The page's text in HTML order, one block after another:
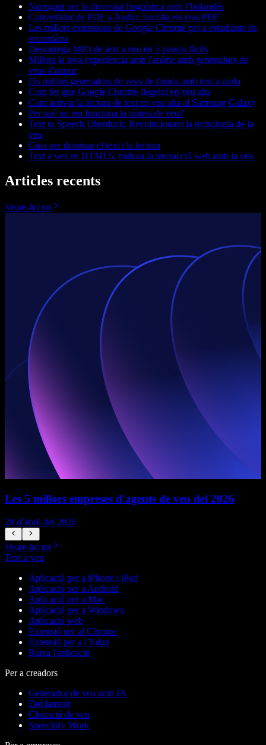
Navegant per la diversitat lingüística amb l’holandès
Convertidor de PDF a Àudio: Escolta els teus PDF
Les millors extensions de Google Chrome per a estudiants de
secundària
Descarrega MP3 de text a veu en 5 passos fàcils
Millora la teva experiència amb l'anime amb generadors de
veus d'anime
Els millors generadors de veus de famós amb text a parla
Com fer que Google Chrome llegeixi en veu alta
Com activar la lectura de text en veu alta al Samsung Galaxy
Per què no em funciona la síntesi de veu?
Text to Speech Uberduck: Revolucionant la tecnologia de la
veu
Guia per dominar el text i la lectura
Text a veu en HTML5: millora la interacció web amb la veu
Articles recents
Veure-ho tot
Les 5 millors empreses d'agents de veu del 2026
28 d’abril del 2026
Veure-ho tot
Text a veu
Aplicació per a iPhone i iPad
Aplicació per a Android
Aplicació per a Mac
Aplicació per a Windows
Aplicació web
Extensió per al Chrome
Extensió per a l’Edge
Baixa l'aplicació
Per a creadors
Generador de veu amb IA
Doblament
Clonació de veu
Speechify Work